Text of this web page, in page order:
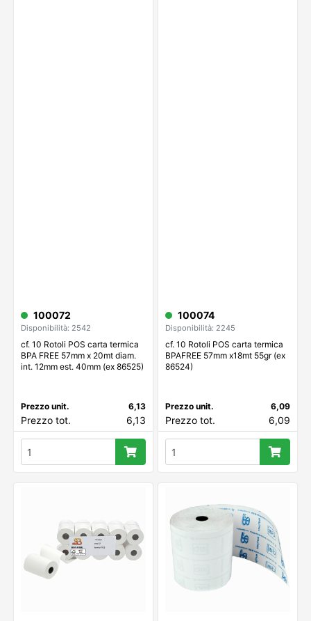
100072
Disponibilità: 2542
cf. 10 Rotoli POS carta termica
BPA FREE 57mm x 20mt diam.
int. 12mm est. 40mm (ex 86525)
Prezzo unit. 6,13
Prezzo tot. 6,13
100074
Disponibilità: 2245
cf. 10 Rotoli POS carta termica
BPAFREE 57mm x18mt 55gr (ex
86524)
Prezzo unit. 6,09
Prezzo tot. 6,09